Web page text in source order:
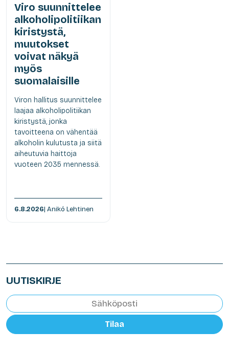
Viro suunnittelee
alkoholipolitiikan
kiristystä,
muutokset
voivat näkyä
myös
suomalaisille
Viron hallitus suunnittelee
laajaa alkoholipolitiikan
kiristystä, jonka
tavoitteena on vähentää
alkoholin kulutusta ja siitä
aiheutuvia haittoja
vuoteen 2035 mennessä.
6.8.2026| Anikó Lehtinen
UUTISKIRJE
Tilaa